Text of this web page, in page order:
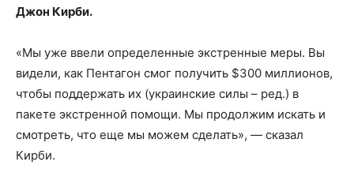
Джон Кирби.
«Мы уже ввели определенные экстренные меры. Вы
видели, как Пентагон смог получить $300 миллионов,
чтобы поддержать их (украинские силы – ред.) в
пакете экстренной помощи. Мы продолжим искать и
смотреть, что еще мы можем сделать», — сказал
Кирби.